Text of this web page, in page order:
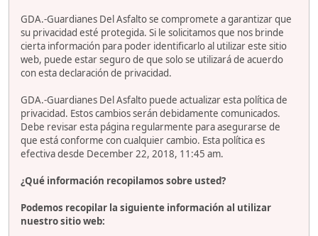
GDA.-Guardianes Del Asfalto se compromete a garantizar que
su privacidad esté protegida. Si le solicitamos que nos brinde
cierta información para poder identificarlo al utilizar este sitio
web, puede estar seguro de que solo se utilizará de acuerdo
con esta declaración de privacidad.
GDA.-Guardianes Del Asfalto puede actualizar esta política de
privacidad. Estos cambios serán debidamente comunicados.
Debe revisar esta página regularmente para asegurarse de
que está conforme con cualquier cambio. Esta política es
efectiva desde December 22, 2018, 11:45 am.
¿Qué información recopilamos sobre usted?
Podemos recopilar la siguiente información al utilizar
nuestro sitio web: